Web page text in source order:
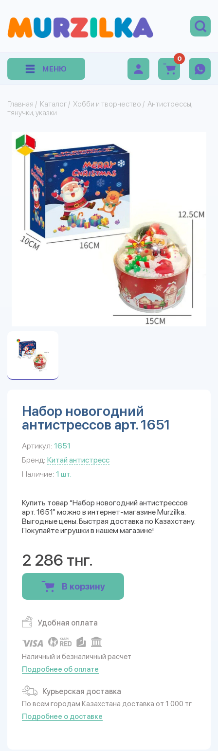
МЕНЮ
0
Главная / Каталог / Хобби и творчество / Антистрессы,
тянучки, указки
Набор новогодний
антистрессов арт. 1651
Артикул: 1651
Бренд: Китай антистресс
Наличие: 1 шт.
Купить товар “Набор новогодний антистрессов
арт. 1651” можно в интернет-магазине Murzilka.
Выгодные цены. Быстрая доставка по Казахстану.
Покупайте игрушки в нашем магазине!
2 286 тнг.
В корзину
Удобная оплата
Наличный и безналичный расчет
Подробнее об оплате
Курьерская доставка
По всем городам Казахстана доставка от 1 000 тг.
Подробнее о доставке